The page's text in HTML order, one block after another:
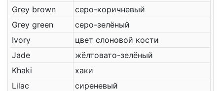
Grey brown
серо-коричневый
Grey green
серо-зелёный
Ivory
цвет слоновой кости
Jade
жёлтовато-зелёный
Khaki
хаки
Lilac
сиреневый